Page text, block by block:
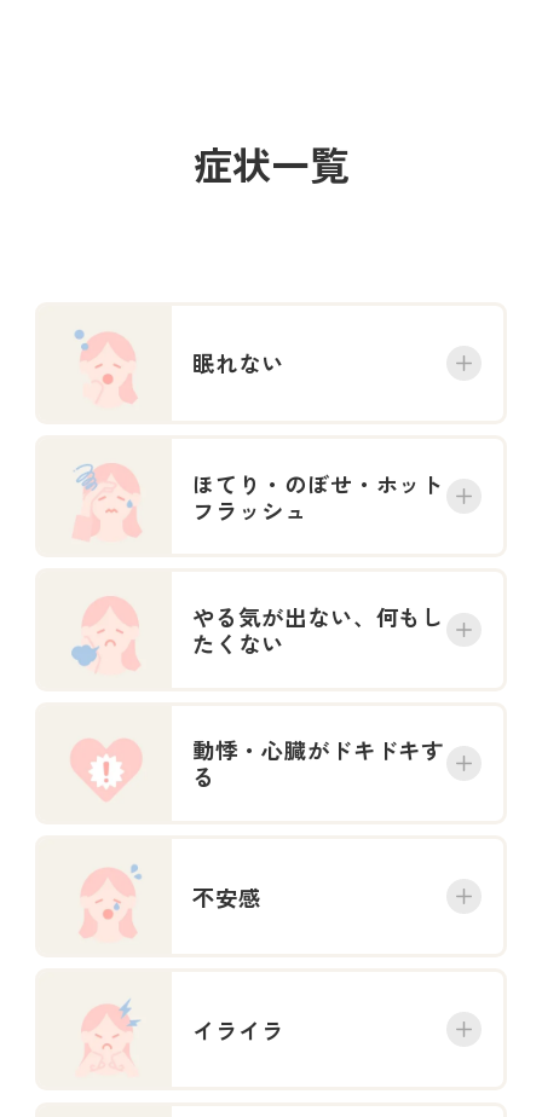
症状一覧
眠れない
ほてり・のぼせ・ホット
フラッシュ
やる気が出ない、何もし
たくない
動悸・心臓がドキドキす
る
不安感
イライラ